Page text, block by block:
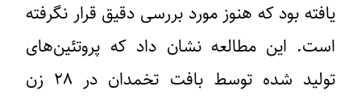
یافته بود که هنوز مورد بررسی دقیق قرار نگرفته
است. این مطالعه نشان داد که پروتئین‌های
تولید شده توسط بافت تخمدان در ۲۸ زن